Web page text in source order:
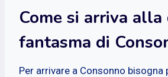
Come si arriva alla
fantasma di
Per arrivare a Consonno bisogna